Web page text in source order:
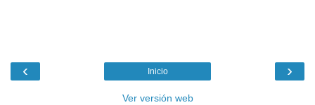
‹ ›
Inicio
Ver versión web